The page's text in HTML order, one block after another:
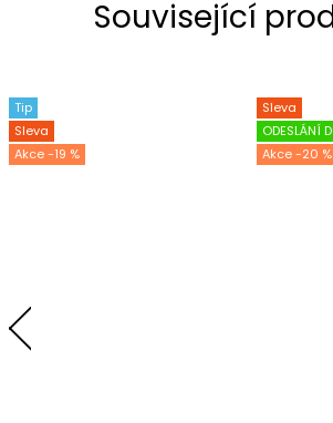
Související
Tip
Sleva
-19 %
Sleva
ODESLÁNÍ
-20 %